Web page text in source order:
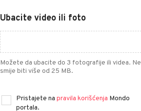
Ubacite video ili foto
Možete da ubacite do 3 fotografije ili videa. Ne
smije biti više od 25 MB.
Pristajete na pravila korišćenja Mondo
portala.